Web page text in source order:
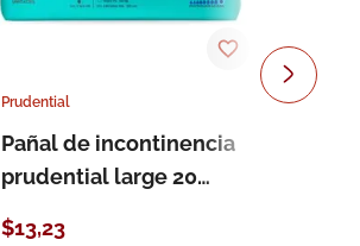
Prudential
Pañal de incontinencia
prudential large 20
$13,23